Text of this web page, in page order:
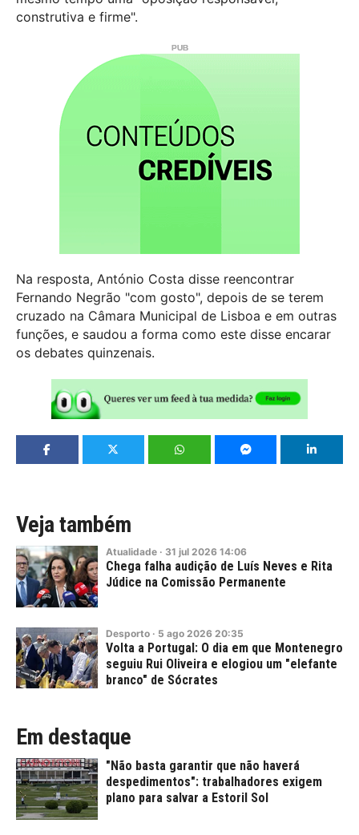
construtiva e firme".
Na resposta, António Costa disse reencontrar
Fernando Negrão "com gosto", depois de se terem
cruzado na Câmara Municipal de Lisboa e em outras
funções, e saudou a forma como este disse encarar
os debates quinzenais.
Veja também
Atualidade · 31 jul 2026 14:06
Chega falha audição de Luís Neves e Rita
Júdice na Comissão Permanente
Desporto · 5 ago 2026 20:35
Volta a Portugal: O dia em que Montenegro
seguiu Rui Oliveira e elogiou um "elefante
branco" de Sócrates
Em destaque
"Não basta garantir que não haverá
despedimentos": trabalhadores exigem
plano para salvar a Estoril Sol